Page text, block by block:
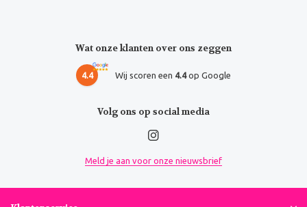
Wat onze klanten over ons zeggen
4.4 Wij scoren een 4.4op Google
Volg ons op social media
Meld je aan voor onze nieuwsbrief